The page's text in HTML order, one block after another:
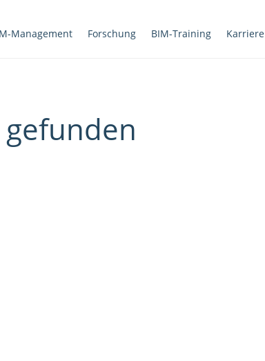
Management Forschung BIM-Training Karriere